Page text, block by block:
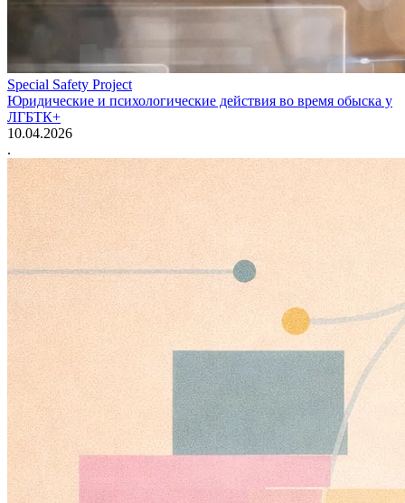
Special Safety Project
Юридические и психологические действия во время обыска у
ЛГБТК+
10.04.2026
.